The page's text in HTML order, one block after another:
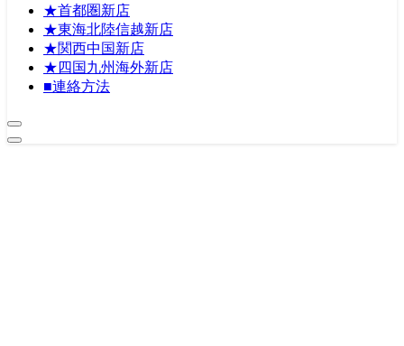
★首都圏新店
★東海北陸信越新店
★関西中国新店
★四国九州海外新店
■連絡方法